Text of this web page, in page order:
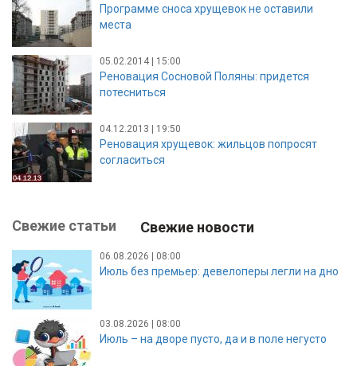
Программе сноса хрущевок не оставили
места
05.02.2014 | 15:00
Реновация Сосновой Поляны: придется
потесниться
04.12.2013 | 19:50
Реновация хрущевок: жильцов попросят
согласиться
Свежие статьи Свежие новости
06.08.2026 | 08:00
Июль без премьер: девелоперы легли на дно
03.08.2026 | 08:00
Июль – на дворе пусто, да и в поле негусто